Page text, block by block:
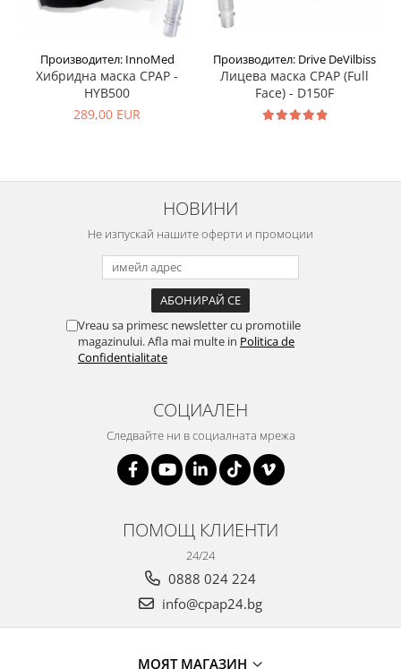
Производител: InnoMed
Хибриднa маскa CPAP -
HYB500
289,00 EUR
Производител: Drive DeVilbiss
Лицева маска CPAP (Full
Face) - D150F
НОВИНИ
Не изпускай нашите оферти и промоции
Vreau sa primesc newsletter cu promotiile
magazinului. Afla mai multe in Politica de
Confidentialitate
СОЦИАЛЕН
Следвайте ни в социалната мрежа
ПОМОЩ КЛИЕНТИ
24/24
0888 024 224
info@cpap24.bg
МОЯТ МАГАЗИН